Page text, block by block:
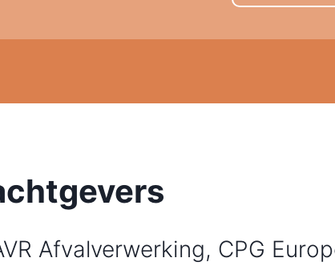
Afvalverwerking, CPG